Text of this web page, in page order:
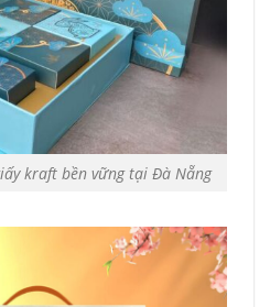
kraft bền vững tại Đà Nẵng